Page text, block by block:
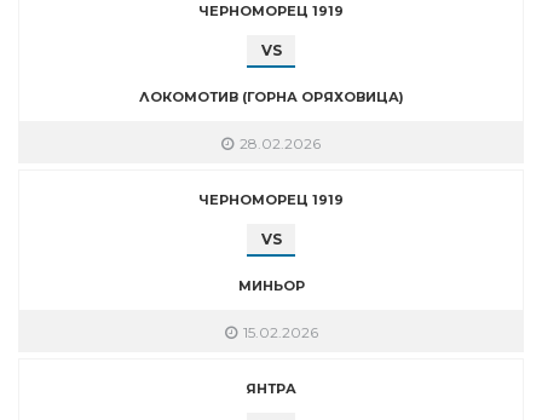
ЧЕРНОМОРЕЦ 1919
VS
ЛОКОМОТИВ (ГОРНА ОРЯХОВИЦА)
28.02.2026
ЧЕРНОМОРЕЦ 1919
VS
МИНЬОР
15.02.2026
ЯНТРА